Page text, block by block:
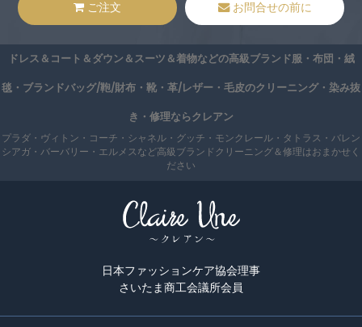
ご注文 お問合せの前に
ドレス＆コート＆ダウン＆スーツ＆着物などの高級ブランド服・布団・絨
毯・ブランドバッグ/鞄/財布・靴・革/レザー・毛皮のクリーニング・染み抜
き・修理ならクレアン
プラダ・ヴィトン・コーチ・シャネル・グッチ・モンクレール・タトラス・バレン
シアガ・バーバリー・エルメスなど高級ブランドクリーニング＆修理はおまかせく
ださい
日本ファッションケア協会理事
さいたま商工会議所会員